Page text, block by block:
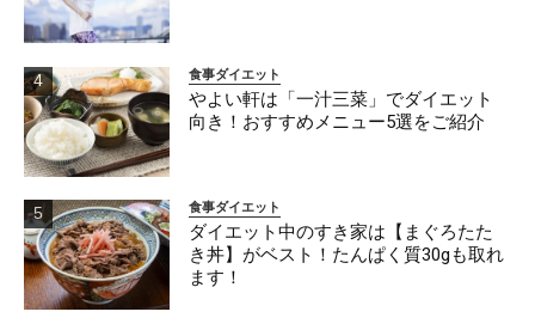
食事ダイエット
やよい軒は「一汁三菜」でダイエット
向き！おすすめメニュー5選をご紹介
食事ダイエット
ダイエット中のすき家は【まぐろたた
き丼】がベスト！たんぱく質30gも取れ
ます！